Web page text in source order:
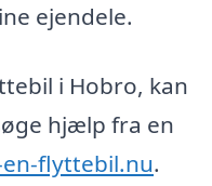
ejendele.
i Hobro, kan
hjælp fra en
flyttebil.nu.